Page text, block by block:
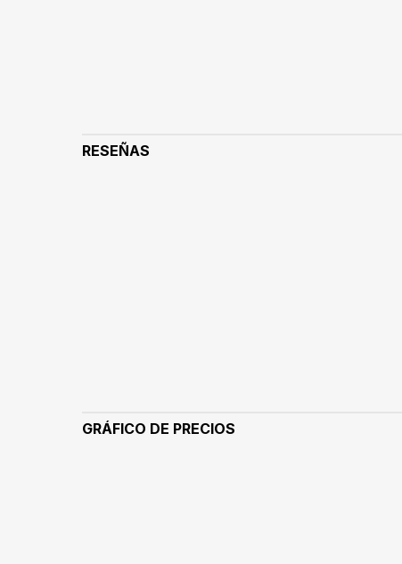
RESEÑAS
GRÁFICO DE PRECIOS